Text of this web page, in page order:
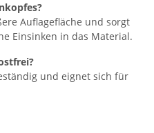
Auflagefläche und sorgt
Einsinken in das Material.
und eignet sich für